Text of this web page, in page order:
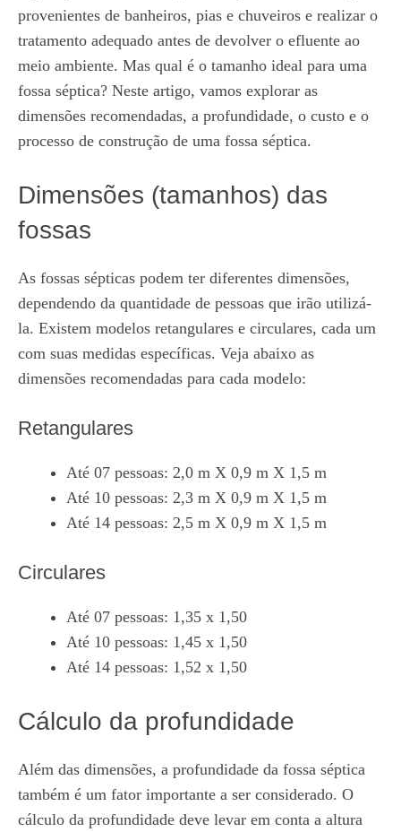
provenientes de banheiros, pias e chuveiros e realizar o
tratamento adequado antes de devolver o efluente ao
meio ambiente. Mas qual é o tamanho ideal para uma
fossa séptica? Neste artigo, vamos explorar as
dimensões recomendadas, a profundidade, o custo e o
processo de construção de uma fossa séptica.
Dimensões (tamanhos) das
fossas
As fossas sépticas podem ter diferentes dimensões,
dependendo da quantidade de pessoas que irão utilizá-
la. Existem modelos retangulares e circulares, cada um
com suas medidas específicas. Veja abaixo as
dimensões recomendadas para cada modelo:
Retangulares
Até 07 pessoas: 2,0 m X 0,9 m X 1,5 m
Até 10 pessoas: 2,3 m X 0,9 m X 1,5 m
Até 14 pessoas: 2,5 m X 0,9 m X 1,5 m
Circulares
Até 07 pessoas: 1,35 x 1,50
Até 10 pessoas: 1,45 x 1,50
Até 14 pessoas: 1,52 x 1,50
Cálculo da profundidade
Além das dimensões, a profundidade da fossa séptica
também é um fator importante a ser considerado. O
cálculo da profundidade deve levar em conta a altura